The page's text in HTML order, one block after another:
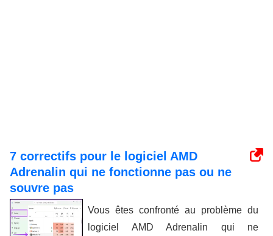
7 correctifs pour le logiciel AMD
Adrenalin qui ne fonctionne pas ou ne
souvre pas
Vous êtes confronté au problème du
logiciel AMD Adrenalin qui ne